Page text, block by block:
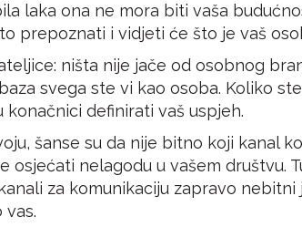
laka ona ne mora biti vaša
prepoznati i vidjeti će što je vaš
ništa nije jače od osobnog
svega ste vi kao osoba. Koliko
definirati vaš uspjeh.
šanse su da nije bitno koji kanal
osjećati nelagodu u vašem društvu.
za komunikaciju zapravo
vas.